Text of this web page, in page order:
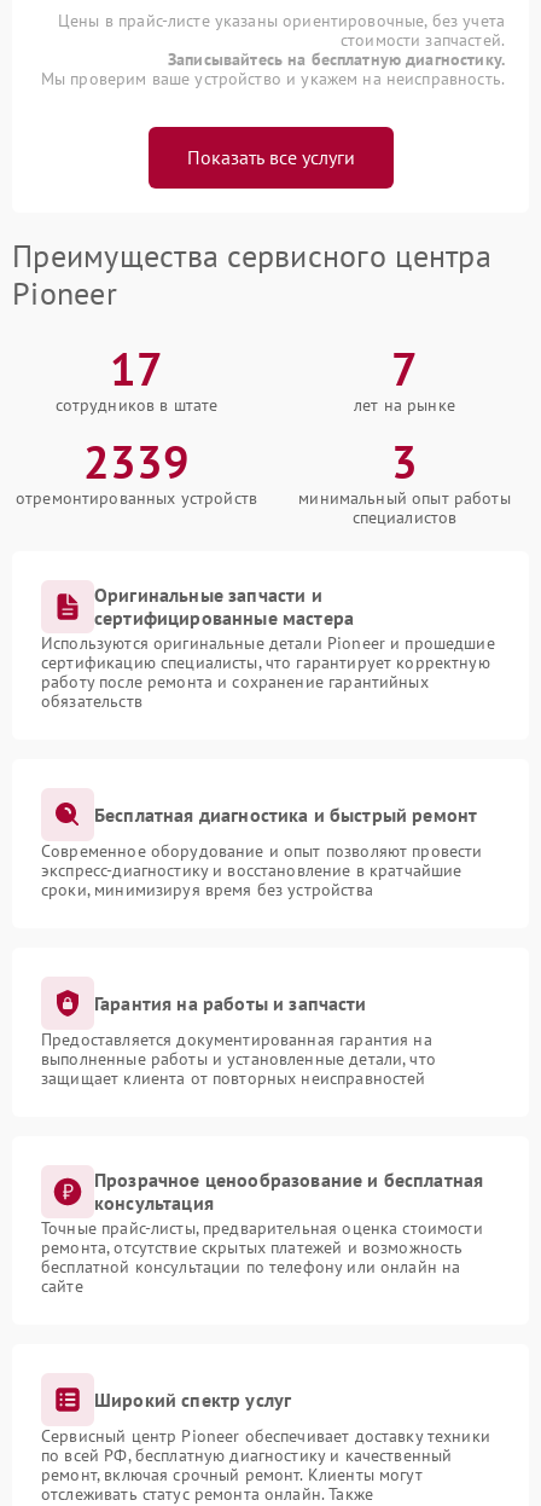
Цены в прайс-листе указаны ориентировочные, без учета
стоимости запчастей.
Записывайтесь на бесплатную диагностику.
Мы проверим ваше устройство и укажем на неисправность.
Показать все услуги
Преимущества сервисного центра
Pioneer
17
сотрудников в штате
7
лет на рынке
2339
отремонтированных устройств
3
минимальный опыт работы
специалистов
Оригинальные запчасти и
сертифицированные мастера
Используются оригинальные детали Pioneer и прошедшие
сертификацию специалисты, что гарантирует корректную
работу после ремонта и сохранение гарантийных
обязательств
Бесплатная диагностика и быстрый ремонт
Современное оборудование и опыт позволяют провести
экспресс-диагностику и восстановление в кратчайшие
сроки, минимизируя время без устройства
Гарантия на работы и запчасти
Предоставляется документированная гарантия на
выполненные работы и установленные детали, что
защищает клиента от повторных неисправностей
Прозрачное ценообразование и бесплатная
консультация
Точные прайс-листы, предварительная оценка стоимости
ремонта, отсутствие скрытых платежей и возможность
бесплатной консультации по телефону или онлайн на
сайте
Широкий спектр услуг
Сервисный центр Pioneer обеспечивает доставку техники
по всей РФ, бесплатную диагностику и качественный
ремонт, включая срочный ремонт. Клиенты могут
отслеживать статус ремонта онлайн. Также